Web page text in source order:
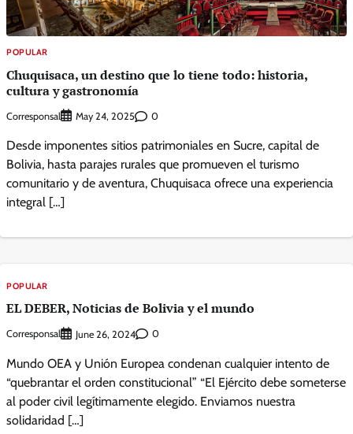
POPULAR
Chuquisaca, un destino que lo tiene todo: historia,
cultura y gastronomía
Corresponsal May 24, 2025 0
Desde imponentes sitios patrimoniales en Sucre, capital de
Bolivia, hasta parajes rurales que promueven el turismo
comunitario y de aventura, Chuquisaca ofrece una experiencia
integral […]
POPULAR
EL DEBER, Noticias de Bolivia y el mundo
Corresponsal June 26, 2024 0
Mundo OEA y Unión Europea condenan cualquier intento de
“quebrantar el orden constitucional” “El Ejército debe someterse
al poder civil legítimamente elegido. Enviamos nuestra
solidaridad […]